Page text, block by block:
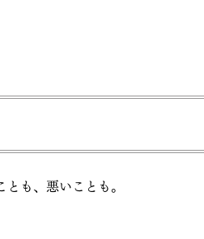
も、悪いことも。